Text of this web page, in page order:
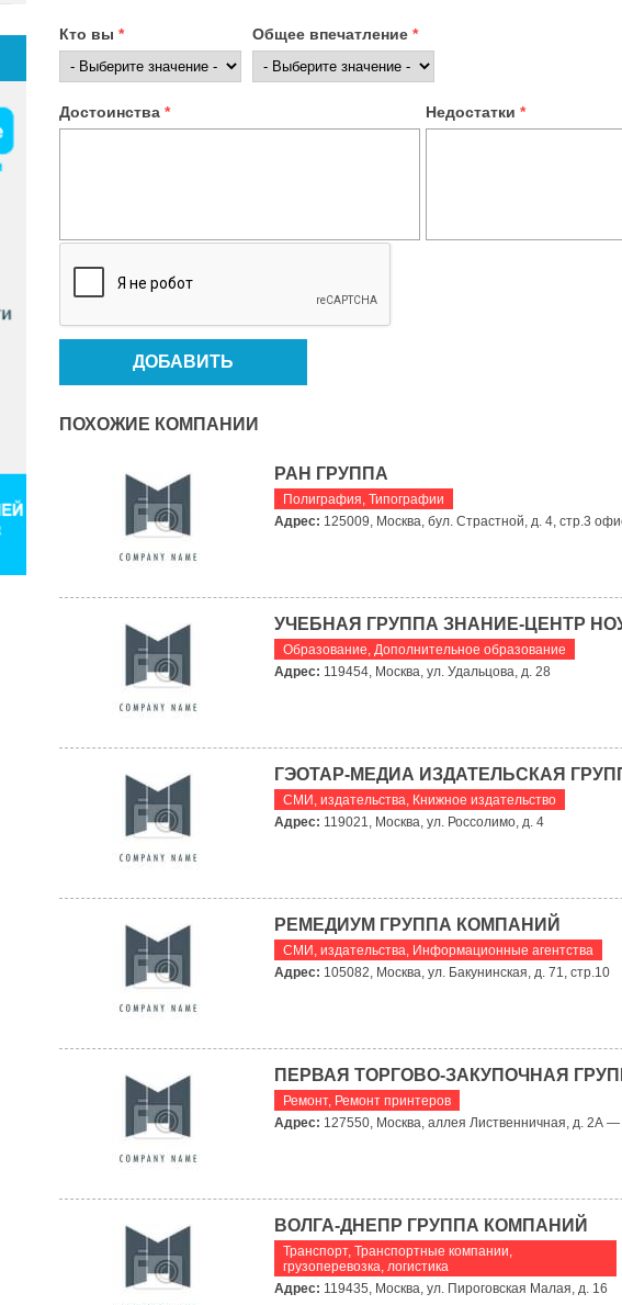
Кто вы * Общее впечатление *
Достоинства * Недостатки *
ПОХОЖИЕ КОМПАНИИ
РАН ГРУППА
Полиграфия, Типографии
Адрес: 125009, Москва, бул. Страстной, д. 4, стр.3
УЧЕБНАЯ ГРУППА ЗНАНИЕ-ЦЕНТР
Образование, Дополнительное образование
Адрес: 119454, Москва, ул. Удальцова, д. 28
ГЭОТАР-МЕДИА ИЗДАТЕЛЬСКАЯ
СМИ, издательства, Книжное издательство
Адрес: 119021, Москва, ул. Россолимо, д. 4
РЕМЕДИУМ ГРУППА КОМПАНИЙ
СМИ, издательства, Информационные агентства
Адрес: 105082, Москва, ул. Бакунинская, д. 71, стр.10
ПЕРВАЯ ТОРГОВО-ЗАКУПОЧНАЯ
Ремонт, Ремонт принтеров
Адрес: 127550, Москва, аллея Лиственничная, д. 2А
ВОЛГА-ДНЕПР ГРУППА КОМПАНИЙ
Транспорт, Транспортные компании,
грузоперевозка, логистика
Адрес: 119435, Москва, ул. Пироговская Малая, д. 16